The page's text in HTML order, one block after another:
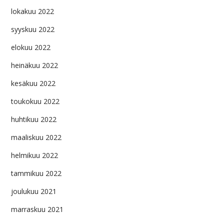
lokakuu 2022
syyskuu 2022
elokuu 2022
heinäkuu 2022
kesäkuu 2022
toukokuu 2022
huhtikuu 2022
maaliskuu 2022
helmikuu 2022
tammikuu 2022
joulukuu 2021
marraskuu 2021